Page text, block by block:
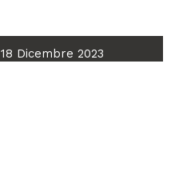
18 Dicembre 2023